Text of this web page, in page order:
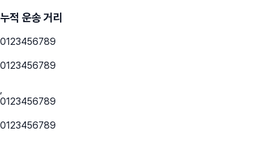
누적 운송 거리
0123456789
0123456789
,
0123456789
0123456789